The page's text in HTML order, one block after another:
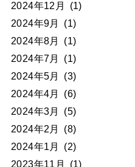
2024年12月
(1)
2024年9月
(1)
2024年8月
(1)
2024年7月
(1)
2024年5月
(3)
2024年4月
(6)
2024年3月
(5)
2024年2月
(8)
2024年1月
(2)
2023年11月
(1)